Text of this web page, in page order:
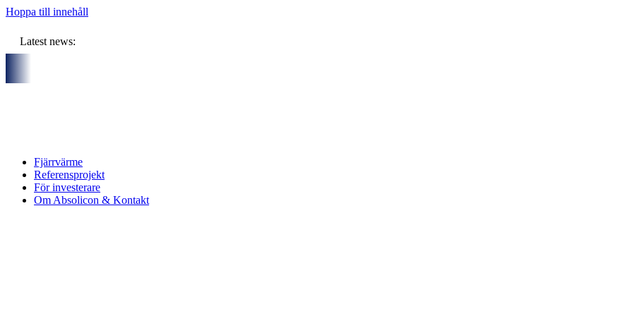
Hoppa till innehåll
Latest news:
Fjärrvärme
Referensprojekt
För investerare
Om Absolicon & Kontakt